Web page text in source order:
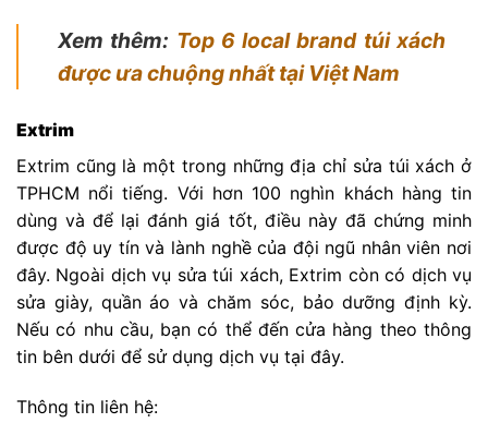
Xem thêm: Top 6 local brand túi xách
được ưa chuộng nhất tại Việt Nam
Extrim
Extrim cũng là một trong những địa chỉ sửa túi xách ở
TPHCM nổi tiếng. Với hơn 100 nghìn khách hàng tin
dùng và để lại đánh giá tốt, điều này đã chứng minh
được độ uy tín và lành nghề của đội ngũ nhân viên nơi
đây. Ngoài dịch vụ sửa túi xách, Extrim còn có dịch vụ
sửa giày, quần áo và chăm sóc, bảo dưỡng định kỳ.
Nếu có nhu cầu, bạn có thể đến cửa hàng theo thông
tin bên dưới để sử dụng dịch vụ tại đây.
Thông tin liên hệ: